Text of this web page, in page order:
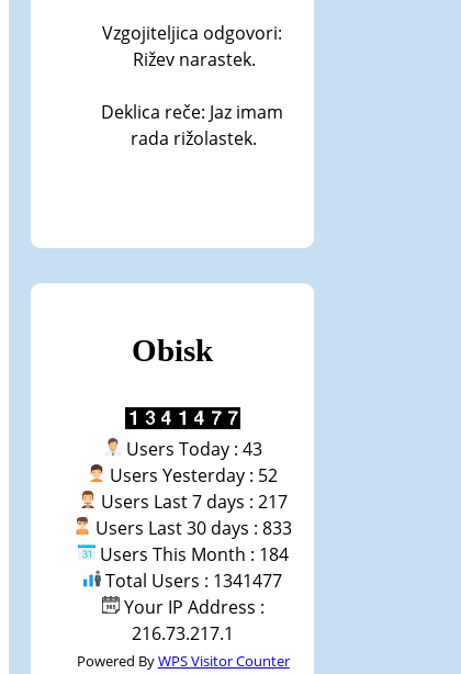
Vzgojiteljica odgovori:
Rižev narastek.
Deklica reče: Jaz imam
rada rižolastek.
Obisk
Users Today : 43
Users Yesterday : 52
Users Last 7 days : 217
Users Last 30 days : 833
Users This Month : 184
Total Users : 1341477
Your IP Address :
216.73.217.1
Powered ByWPS Visitor Counter